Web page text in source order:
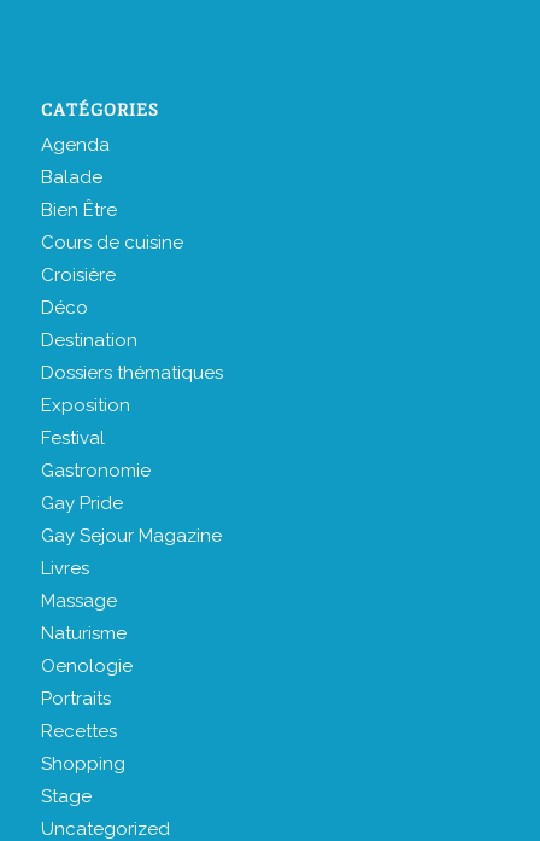
CATÉGORIES
Agenda
Balade
Bien Être
Cours de cuisine
Croisière
Déco
Destination
Dossiers thématiques
Exposition
Festival
Gastronomie
Gay Pride
Gay Sejour Magazine
Livres
Massage
Naturisme
Oenologie
Portraits
Recettes
Shopping
Stage
Uncategorized